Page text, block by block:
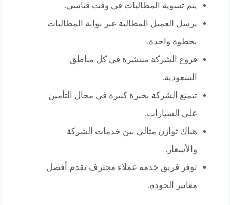
يتم تسوية المطالبات في وقت قياسي.
يرسل العميل المطالبة عبر بوابة المطالبات
بخطوة واحدة.
فروع الشركة منتشرة في كل مناطق
السعودية.
تتمتع الشركة بخبرة كبيرة في مجال التأمين
على السيارات.
هناك توازن مثالي بين خدمات الشركة
والأسعار.
توفر فريق خدمة عملاء محترف يقدم أفضل
معايير الجودة.